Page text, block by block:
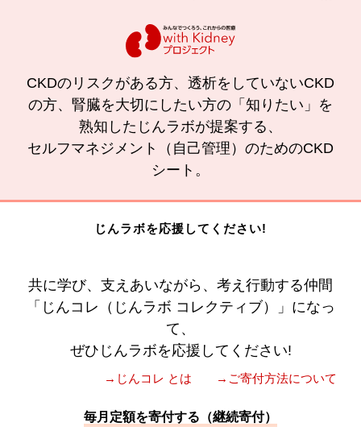
CKDのリスクがある方、透析をしていないCKD
の方、腎臓を大切にしたい方の「知りたい」を
熟知したじんラボが提案する、
セルフマネジメント（自己管理）のためのCKD
シート。
じんラボを応援してください!
共に学び、支えあいながら、考え行動する仲間
「じんコレ（じんラボ コレクティブ）」になっ
て、
ぜひじんラボを応援してください!
→じんコレ とは →ご寄付方法について
毎月定額を寄付する（継続寄付）